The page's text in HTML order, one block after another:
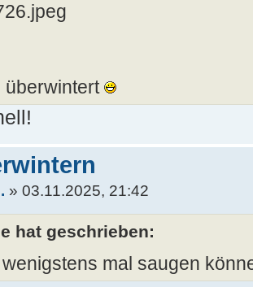
überwintert
» 03.11.2025, 21:42
hat geschrieben:
wenigstens mal saugen